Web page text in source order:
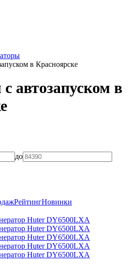
в Красноярске
автозапуском в
до
РейтингНовинки